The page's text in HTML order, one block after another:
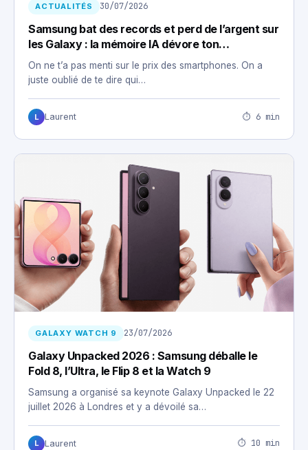
ACTUALITÉS 30/07/2026
Samsung bat des records et perd de l’argent sur
les Galaxy : la mémoire IA dévore ton
smartphone
On ne t’a pas menti sur le prix des smartphones. On a
juste oublié de te dire qui…
L Laurent ⏱ 6 min
GALAXY WATCH 9 23/07/2026
Galaxy Unpacked 2026 : Samsung déballe le
Fold 8, l’Ultra, le Flip 8 et la Watch 9
Samsung a organisé sa keynote Galaxy Unpacked le 22
juillet 2026 à Londres et y a dévoilé sa…
L Laurent ⏱ 10 min